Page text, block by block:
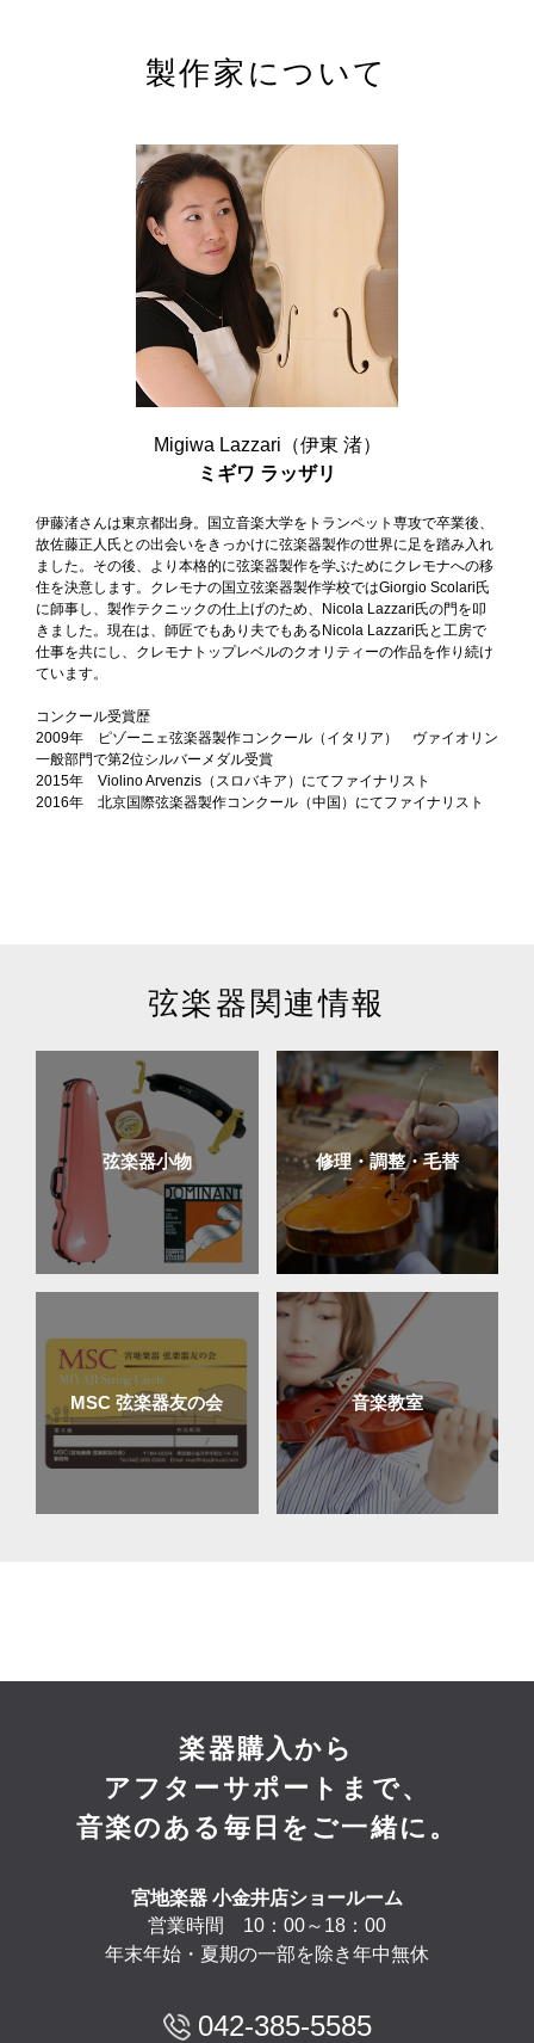
製作家について
Migiwa Lazzari（伊東 渚）
ミギワ ラッザリ
伊藤渚さんは東京都出身。国立音楽大学をトランペット専攻で卒業後、
故佐藤正人氏との出会いをきっかけに弦楽器製作の世界に足を踏み入れ
ました。その後、より本格的に弦楽器製作を学ぶためにクレモナへの移
住を決意します。クレモナの国立弦楽器製作学校ではGiorgio Scolari氏
に師事し、製作テクニックの仕上げのため、Nicola Lazzari氏の門を叩
きました。現在は、師匠でもあり夫でもあるNicola Lazzari氏と工房で
仕事を共にし、クレモナトップレベルのクオリティーの作品を作り続け
ています。
コンクール受賞歴
2009年 ピゾーニェ弦楽器製作コンクール（イタリア） ヴァイオリン
一般部門で第2位シルバーメダル受賞
2015年 Violino Arvenzis（スロバキア）にてファイナリスト
2016年 北京国際弦楽器製作コンクール（中国）にてファイナリスト
弦楽器関連情報
弦楽器小物 修理・調整・毛替
MSC 弦楽器友の会 音楽教室
鍵盤楽器 弦楽器
管楽器 リコーダー
アイリッシュハープ
楽器購入から
アフターサポートまで、
音楽のある毎日をご一緒に。
宮地楽器 小金井店ショールーム
営業時間 10：00～18：00
年末年始・夏期の一部を除き年中無休
042-385-5585